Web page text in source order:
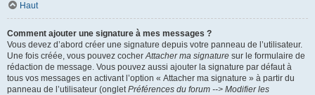
Haut
Comment ajouter une signature à mes messages ?
Vous devez d’abord créer une signature depuis votre panneau de l’utilisateur.
Une fois créée, vous pouvez cocherAttacher ma signature sur le formulaire de
rédaction de message. Vous pouvez aussi ajouter la signature par défaut à
tous vos messages en activant l’option « Attacher ma signature » à partir du
panneau de l’utilisateur (ongletPréférences du forum --> Modifier les